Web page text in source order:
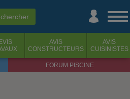
AVIS
CONSTRUCTEURS
AVIS
CUISINISTES
FORUM PISCINE